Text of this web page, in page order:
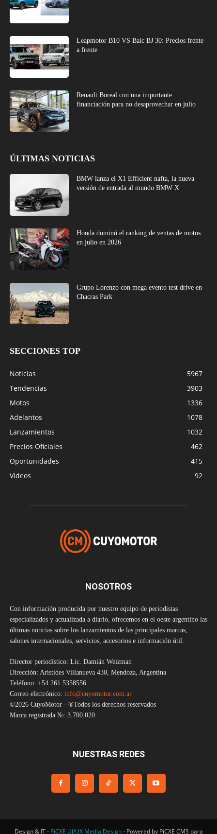
Leapmotor B10 VS Baic BJ 30: Precios frente
a frente
Renault Boreal con una importante
financiación para no desaprovechar en julio
ÚLTIMAS NOTICIAS
BMW lanza el X1 Efficient nafta, la nueva
versión de entrada al mundo BMW X
Honda dominó el ranking de ventas de motos
en julio en 2026
Grupo Lorenzo con mega evento test drive en
Chacras Park
SECCIONES TOP
Noticias
5967
Tendencias
3903
Motos
1336
Adelantos
1078
Lanzamientos
1032
Precios Oficiales
462
Oportunidades
415
Videos
92
NOSOTROS
Con información producida por nuestro equipo de periodistas
especializados y actualizada a diario, ofrecemos en el oeste argentino las
últimas noticias sobre los lanzamientos de las principales marcas,
salones internacionales, servicios, accesorios e información útil.
Director periodístico: Lic. Damián Weizman
Dirección: Arístides Villanueva 430, Mendoza, Argentina
Teléfono: +54 261 5358556
Correo electrónico: info@cuyomotor.com.ar
©2026 CuyoMotor - ®Todos los derechos reservados
Marca registrada №: 3.700.020
NUESTRAS REDES
Design & IT - PiCXE UI/UX Media Design- Powered by PiCXE CMS para